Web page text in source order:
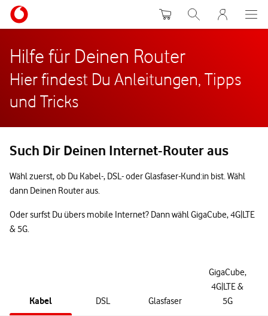
WarenkorbSuche MeinVodafone
Hilfe für Deinen Router
Hier findest Du Anleitungen, Tipps
und Tricks
Such Dir Deinen Internet-Router aus
Wähl zuerst, ob Du Kabel-, DSL- oder Glasfaser-Kund:in bist. Wähl
dann Deinen Router aus.
Oder surfst Du übers mobile Internet? Dann wähl GigaCube, 4G|LTE
& 5G.
Kabel DSL Glasfaser
GigaCube,
4G|LTE &
5G